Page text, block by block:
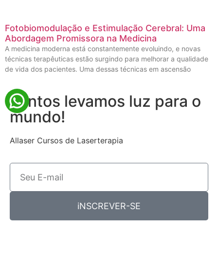
Fotobiomodulação e Estimulação Cerebral: Uma
Abordagem Promissora na Medicina
A medicina moderna está constantemente evoluindo, e novas
técnicas terapêuticas estão surgindo para melhorar a qualidade
de vida dos pacientes. Uma dessas técnicas em ascensão
Juntos levamos luz para o
mundo!
Allaser Cursos de Laserterapia
iNSCREVER-SE